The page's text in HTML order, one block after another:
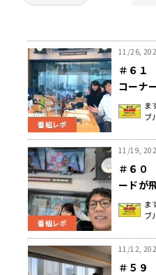
番組レポ
11/26,
＃６１
コーナ
に突入ま
ブ
番組レポ
11/19,
＃６０
ードが
日
ま
ブ
11/12,
＃５９